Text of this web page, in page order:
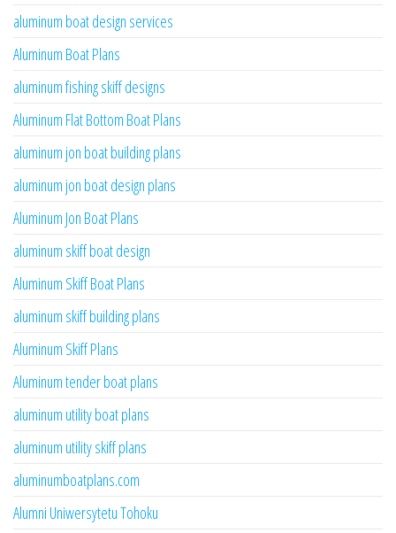
aluminum boat design services
Aluminum Boat Plans
aluminum fishing skiff designs
Aluminum Flat Bottom Boat Plans
aluminum jon boat building plans
aluminum jon boat design plans
Aluminum Jon Boat Plans
aluminum skiff boat design
Aluminum Skiff Boat Plans
aluminum skiff building plans
Aluminum Skiff Plans
Aluminum tender boat plans
aluminum utility boat plans
aluminum utility skiff plans
aluminumboatplans.com
Alumni Uniwersytetu Tohoku